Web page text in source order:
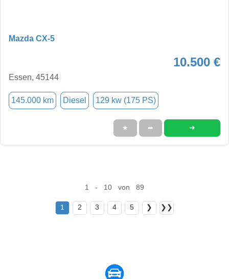
Mazda CX-5
10.500 €
Essen, 45144
145.000 km Diesel 129 kw (175 PS)
★ ➦ ➜
1 - 10 von 89
1 2 3 4 5 ❯ ❯❯